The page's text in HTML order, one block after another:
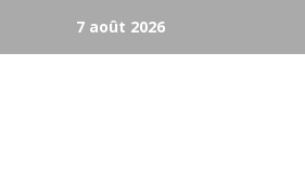
7 août 2026